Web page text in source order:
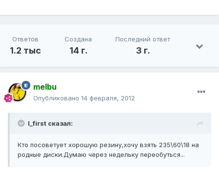
Ответов
1.2 тыс
Создана
14 г.
Последний ответ
3 г.
melbu
Опубликовано 14 февраля, 2012
I_first сказал:
Кто посоветует хорошую резину,хочу взять 235\60\18 на
родные диски.Думаю через недельку переобуться...